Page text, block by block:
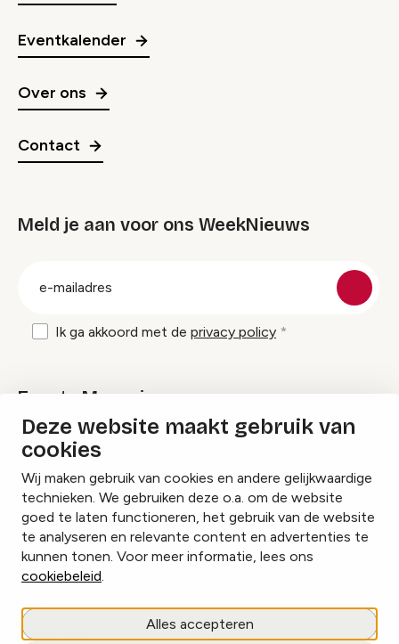
Deze website maakt gebruik van
cookies
Wij maken gebruik van cookies en andere gelijkwaardige
technieken. We gebruiken deze o.a. om de website
goed te laten functioneren, het gebruik van de website
te analyseren en relevante content en advertenties te
kunnen tonen. Voor meer informatie, lees ons
cookiebeleid.
Alles accepteren
Eventkalender
Over ons
Contact
Meld je aan voor ons WeekNieuws
Ik ga akkoord met de privacy policy
Events Magazine
Ik ontvang graag Events Magazine
InstagramFacebookLinkedIn
Cookies beheren
Privacy policy